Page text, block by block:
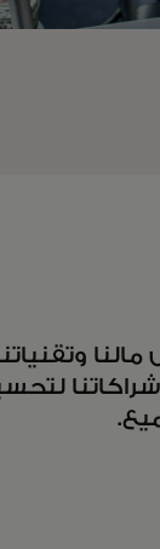
وتقنياتنا